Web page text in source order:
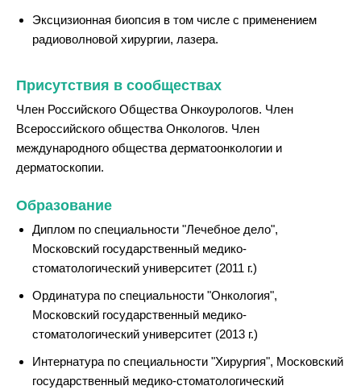
Эксцизионная биопсия в том числе с применением
радиоволновой хирургии, лазера.
Присутствия в сообществах
Член Российского Общества Онкоурологов. Член
Всероссийского общества Онкологов. Член
международного общества дерматоонкологии и
дерматоскопии.
Образование
Диплом по специальности "Лечебное дело",
Московский государственный медико-
стоматологический университет (2011 г.)
Ординатура по специальности "Онкология",
Московский государственный медико-
стоматологический университет (2013 г.)
Интернатура по специальности "Хирургия", Московский
государственный медико-стоматологический